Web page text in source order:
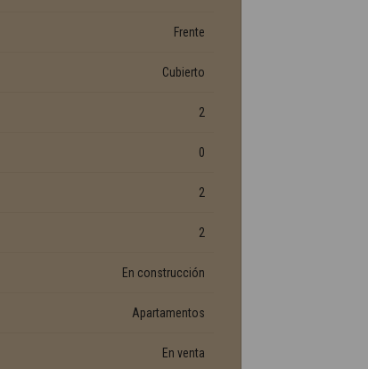
Frente
Cubierto
2
0
2
2
En construcción
Apartamentos
En venta